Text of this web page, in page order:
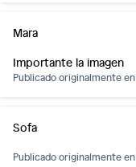
Mara
Importante la imagen
Publicado originalmente en
Sofa
Publicado originalmente en